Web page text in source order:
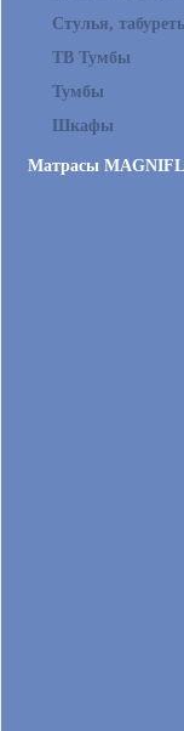
Стулья,
ТВ Тумбы
Тумбы
Шкафы
Матрасы